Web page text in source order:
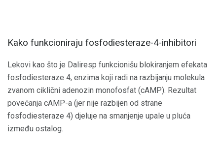
Kako funkcioniraju fosfodiesteraze-4-inhibitori
Lekovi kao što je Daliresp funkcionišu blokiranjem efekata
fosfodiesteraze 4, enzima koji radi na razbijanju molekula
zvanom ciklični adenozin monofosfat (cAMP). Rezultat
povećanja cAMP-a (jer nije razbijen od strane
fosfodiesteraze 4) djeluje na smanjenje upale u pluća
između ostalog.